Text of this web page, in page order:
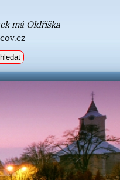
má Oldřiška